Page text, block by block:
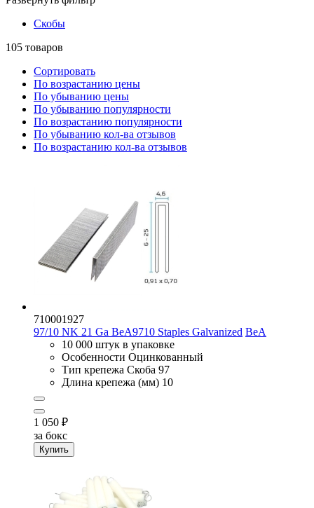
Скобы
105 товаров
Сортировать
По возрастанию цены
По убыванию цены
По убыванию популярности
По возрастанию популярности
По убыванию кол-ва отзывов
По возрастанию кол-ва отзывов
710001927
97/10 NK 21 Ga BeA9710 Staples Galvanized BeA
10 000 штук в упаковке
Особенности Оцинкованный
Тип крепежа Скоба 97
Длина крепежа (мм) 10
1 050 ₽
за бокс
Купить